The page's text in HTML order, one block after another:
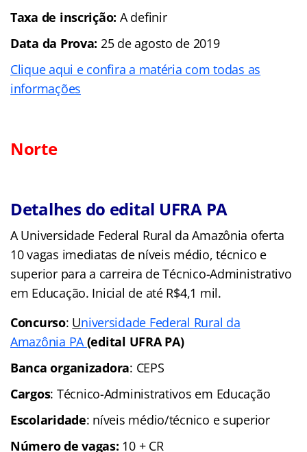
Taxa de inscrição: A definir
Data da Prova: 25 de agosto de 2019
Clique aqui e confira a matéria com todas as
informações
Norte
Detalhes do edital UFRA PA
A Universidade Federal Rural da Amazônia oferta
10 vagas imediatas de níveis médio, técnico e
superior para a carreira de Técnico-Administrativo
em Educação. Inicial de até R$4,1 mil.
Concurso: Universidade Federal Rural da
Amazônia PA(edital UFRA PA)
Banca organizadora: CEPS
Cargos: Técnico-Administrativos em Educação
Escolaridade: níveis médio/técnico e superior
Número de vagas: 10 + CR